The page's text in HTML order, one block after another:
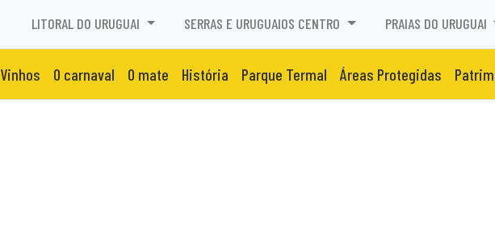
LITORAL DO URUGUAI SERRAS E URUGUAIOS CENTRO PRAIAS DO URUGUAI
Vinhos O carnaval O mate História Parque Termal Áreas Protegidas